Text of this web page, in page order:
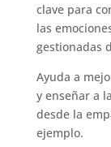
clave para
las
gestionadas
Ayuda a
y enseñar a
desde la
ejemplo.